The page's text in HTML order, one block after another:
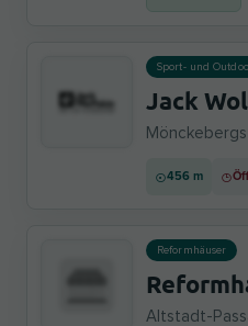
Sport- und
Jack
456 m
Reformhäuser
Altstadt-